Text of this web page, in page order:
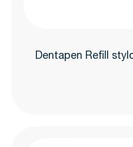
Dentapen Refill